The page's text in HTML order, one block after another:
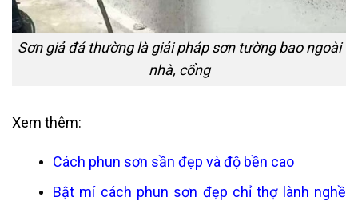
Sơn giả đá thường là giải pháp sơn tường bao ngoài
nhà, cổng
Xem thêm:
Cách phun sơn sần đẹp và độ bền cao
Bật mí cách phun sơn đẹp chỉ thợ lành nghề